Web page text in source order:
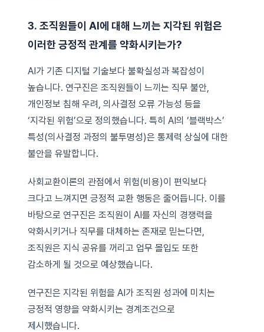
3. 조직원들이 AI에 대해 느끼는 지각된 위험은
이러한 긍정적 관계를 약화시키는가?
AI가 기존 디지털 기술보다 불확실성과 복잡성이
높습니다. 연구진은 조직원들이 느끼는 직무 불안,
개인정보 침해 우려, 의사결정 오류 가능성 등을
‘지각된 위험’으로 정의했습니다. 특히 AI의 ‘블랙박스’
특성(의사결정 과정의 불투명성)은 통제력 상실에 대한
불안을 유발합니다.
사회교환이론의 관점에서 위험(비용)이 편익보다
크다고 느껴지면 긍정적 교환 행동은 줄어듭니다. 이를
바탕으로 연구진은 조직원이 AI를 자신의 경쟁력을
약화시키거나 직무를 대체하는 존재로 믿는다면,
조직원은 지식 공유를 꺼리고 업무 몰입도 또한
감소하게 될 것으로 예상했습니다.
연구진은 지각된 위험을 AI가 조직원 성과에 미치는
긍정적 영향을 약화시키는 경계조건으로
제시했습니다.